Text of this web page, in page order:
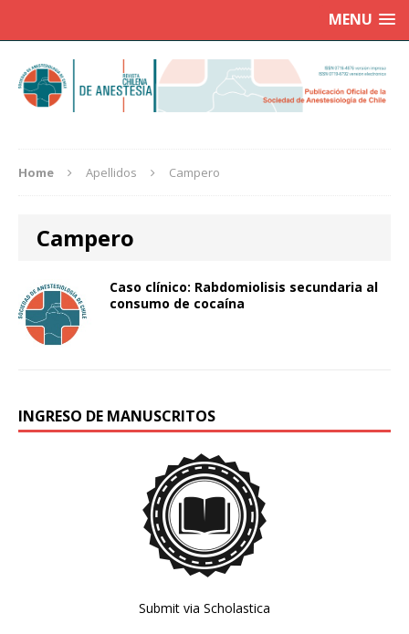
MENU
Home Apellidos Campero
Campero
Caso clínico: Rabdomiolisis secundaria al
consumo de cocaína
INGRESO DE MANUSCRITOS
Submit via Scholastica